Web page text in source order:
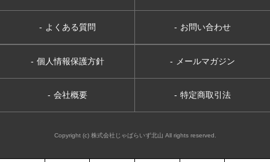
- お問い合わせ
- よくある質問
- メールマガジン
- 個人情報保護方針
- 特定商取引法
- 会社概要
Copyright (c) 株式会社じゃばらいず北山 All rights reserved.